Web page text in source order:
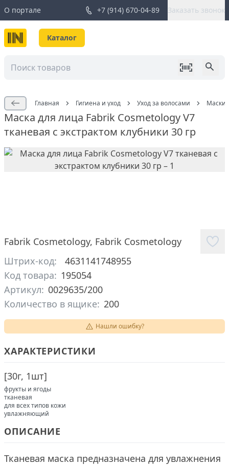
О портале +7 (914) 670-04-89 Заказать звонок
Каталог
Главная Гигиена и уход Уход за волосами Маски
Маска для лица Fabrik Cosmetology V7
тканевая с экстрактом клубники 30 гр
Fabrik Cosmetology, Fabrik Cosmetology
Штрих-код:
4631141748955
Код товара: 195054
Артикул: 0029635/200
Количество в ящике: 200
Нашли ошибку?
ХАРАКТЕРИСТИКИ
[30г, 1шт]
фрукты и ягоды
тканевая
для всех типов кожи
увлажняющий
ОПИСАНИЕ
Тканевая маска предназначена для увлажнения